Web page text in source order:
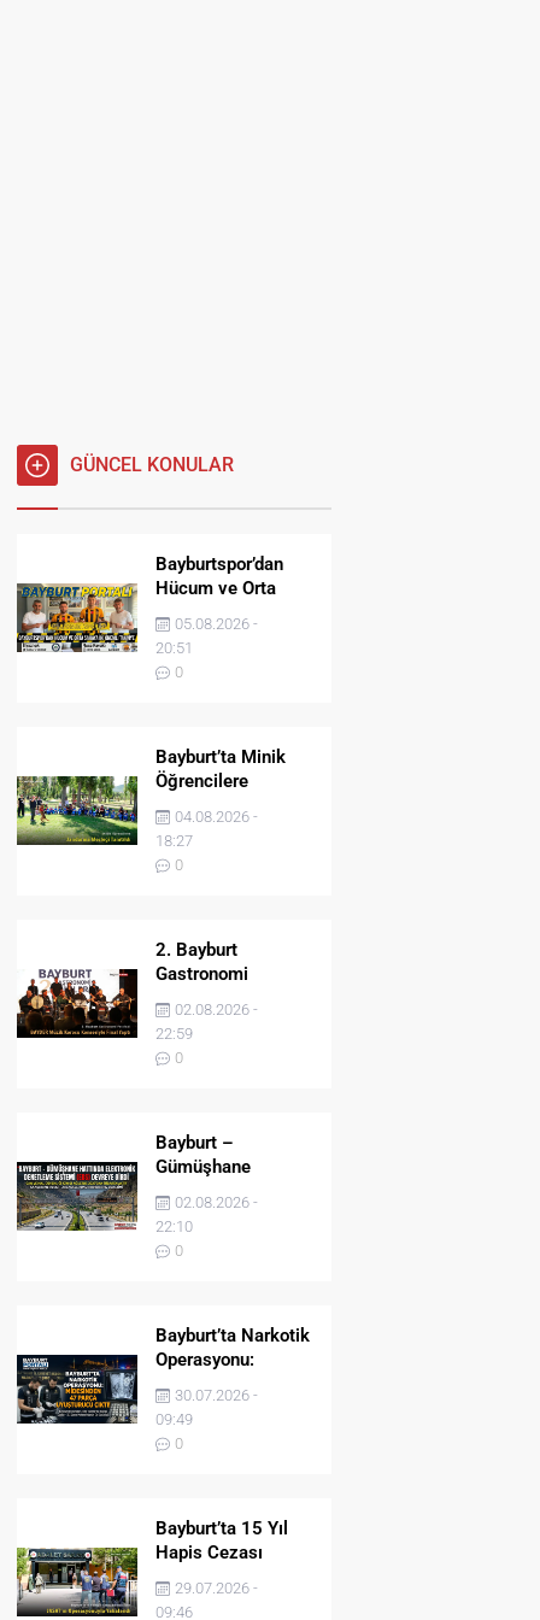
GÜNCEL KONULAR
Bayburtspor’dan
Hücum ve Orta
Sahaya İki Önemli
Takviye
05.08.2026 -
20:51
0
Bayburt’ta Minik
Öğrencilere
Jandarma Mesleği
Tanıtıldı
04.08.2026 -
18:27
0
2. Bayburt
Gastronomi
Festivali BAYDER
Müzik Korosu
Konseriyle Final
Yaptı
02.08.2026 -
22:59
0
Bayburt –
Gümüşhane
Hattında Elektronik
Denetleme Sistemi
(EDS) Devreye Girdi
02.08.2026 -
22:10
0
Bayburt’ta Narkotik
Operasyonu:
Midesinden 47
Parça Uyuşturucu
Çıktı!
30.07.2026 -
09:49
0
Bayburt’ta 15 Yıl
Hapis Cezası
Bulunan Şahıs
JASAT’ın
29.07.2026 -
09:46